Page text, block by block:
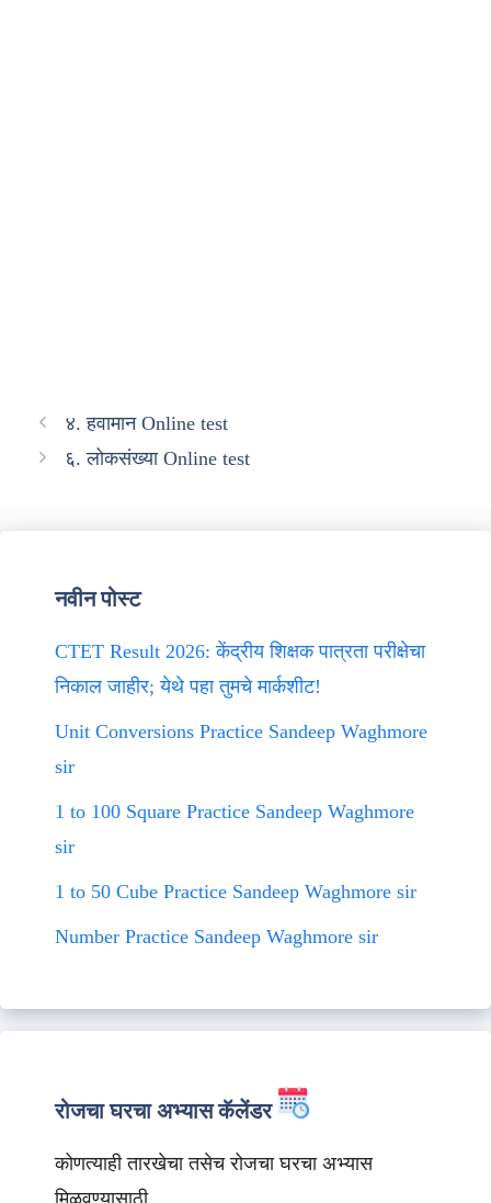
४. हवामान Online test
६. लोकसंख्या Online test
नवीन पोस्ट
CTET Result 2026: केंद्रीय शिक्षक पात्रता परीक्षेचा
निकाल जाहीर; येथे पहा तुमचे मार्कशीट!
Unit Conversions Practice Sandeep Waghmore
sir
1 to 100 Square Practice Sandeep Waghmore
sir
1 to 50 Cube Practice Sandeep Waghmore sir
Number Practice Sandeep Waghmore sir
रोजचा घरचा अभ्यास कॅलेंडर
कोणत्याही तारखेचा तसेच रोजचा घरचा अभ्यास
मिळवण्यासाठी